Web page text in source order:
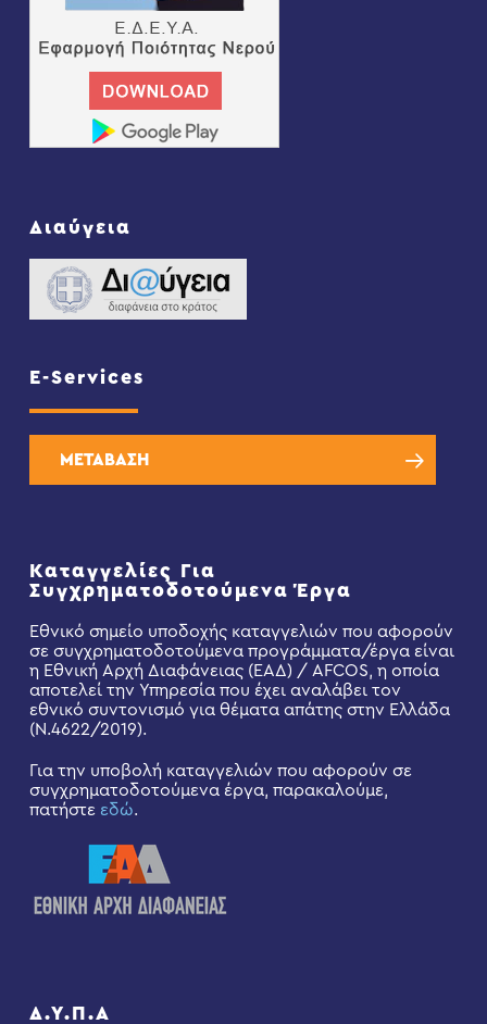
Διαύγεια
E-Services
ΜΕΤΑΒΑΣΗ
Καταγγελίες Για
Συγχρηματοδοτούμενα Έργα
Εθνικό σημείο υποδοχής καταγγελιών που αφορούν
σε συγχρηματοδοτούμενα προγράμματα/έργα είναι
η Εθνική Αρχή Διαφάνειας (ΕΑΔ) / AFCOS, η οποία
αποτελεί την Υπηρεσία που έχει αναλάβει τον
εθνικό συντονισμό για θέματα απάτης στην Ελλάδα
(Ν.4622/2019).
Για την υποβολή καταγγελιών που αφορούν σε
συγχρηματοδοτούμενα έργα, παρακαλούμε,
πατήστε εδώ.
Δ.Υ.Π.Α